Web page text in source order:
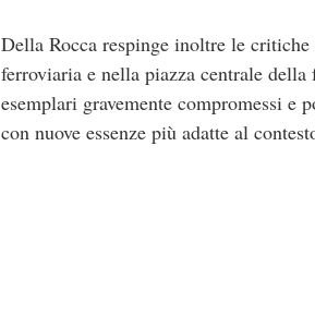
Della Rocca respinge inoltre le
ferroviaria e nella piazza centrale
esemplari gravemente compromessi e
con nuove essenze più adatte al